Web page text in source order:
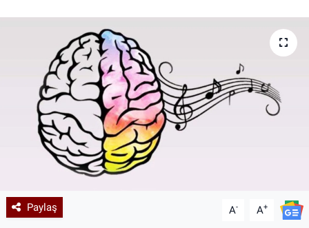
Paylaş A- A+
Sağlık
Siyaset
Teknoloji
Yazarlar
Astroloji-Rüya